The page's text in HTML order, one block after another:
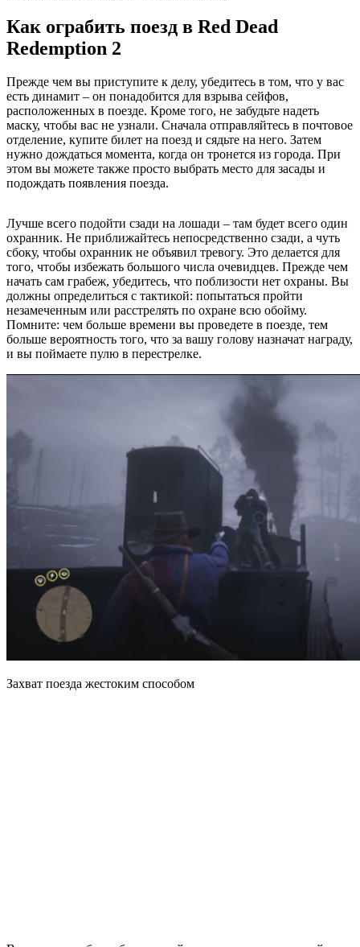
Как ограбить поезд в Red Dead
Redemption 2
Прежде чем вы приступите к делу, убедитесь в том, что у вас
есть динамит – он понадобится для взрыва сейфов,
расположенных в поезде. Кроме того, не забудьте надеть
маску, чтобы вас не узнали. Сначала отправляйтесь в почтовое
отделение, купите билет на поезд и сядьте на него. Затем
нужно дождаться момента, когда он тронется из города. При
этом вы можете также просто выбрать место для засады и
подождать появления поезда.
Лучше всего подойти сзади на лошади – там будет всего один
охранник. Не приближайтесь непосредственно сзади, а чуть
сбоку, чтобы охранник не объявил тревогу. Это делается для
того, чтобы избежать большого числа очевидцев. Прежде чем
начать сам грабеж, убедитесь, что поблизости нет охраны. Вы
должны определиться с тактикой: попытаться пройти
незамеченным или расстрелять по охране всю обойму.
Помните: чем больше времени вы проведете в поезде, тем
больше вероятность того, что за вашу голову назначат награду,
и вы поймаете пулю в перестрелке.
Захват поезда жестоким способом